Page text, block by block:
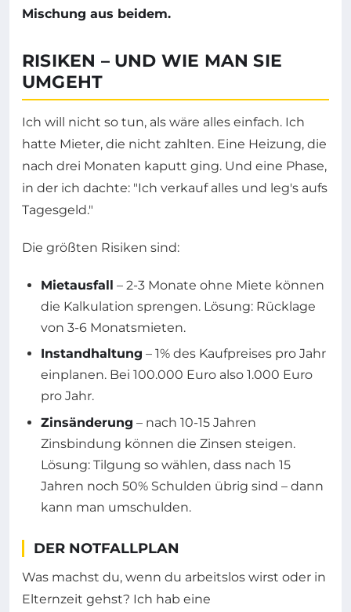
Mischung aus beidem.
RISIKEN – UND WIE MAN SIE
UMGEHT
Ich will nicht so tun, als wäre alles einfach. Ich
hatte Mieter, die nicht zahlten. Eine Heizung, die
nach drei Monaten kaputt ging. Und eine Phase,
in der ich dachte: "Ich verkauf alles und leg's aufs
Tagesgeld."
Die größten Risiken sind:
Mietausfall – 2-3 Monate ohne Miete können
die Kalkulation sprengen. Lösung: Rücklage
von 3-6 Monatsmieten.
Instandhaltung – 1% des Kaufpreises pro Jahr
einplanen. Bei 100.000 Euro also 1.000 Euro
pro Jahr.
Zinsänderung – nach 10-15 Jahren
Zinsbindung können die Zinsen steigen.
Lösung: Tilgung so wählen, dass nach 15
Jahren noch 50% Schulden übrig sind – dann
kann man umschulden.
DER NOTFALLPLAN
Was machst du, wenn du arbeitslos wirst oder in
Elternzeit gehst? Ich hab eine